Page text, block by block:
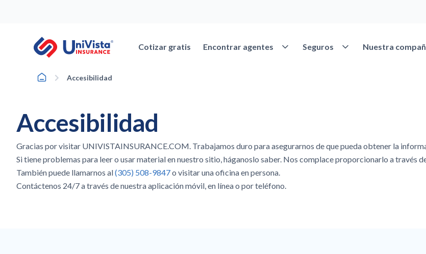
Cotizar gratis Encontrar agentes Abrir Encontrar agentes
Seguros Abrir Seguros
Nuestra
Home Accesibilidad
Accesibilidad
Gracias por visitar UNIVISTAINSURANCE.COM. Trabajamos duro para asegurarnos de que pueda obtener la
Si tiene problemas para leer o usar material en nuestro sitio, háganoslo saber. Nos complace proporcionarlo a través
También puede llamarnos al(305) 508-9847o visitar una oficina en persona.
Contáctenos 24/7 a través de nuestra aplicación móvil, en línea o por teléfono.